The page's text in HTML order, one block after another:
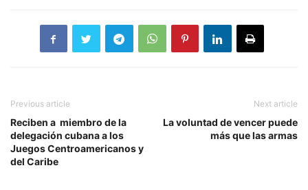
Previous article
Reciben a miembro de la
delegación cubana a los
Juegos Centroamericanos y
del Caribe
Next article
La voluntad de vencer puede
más que las armas